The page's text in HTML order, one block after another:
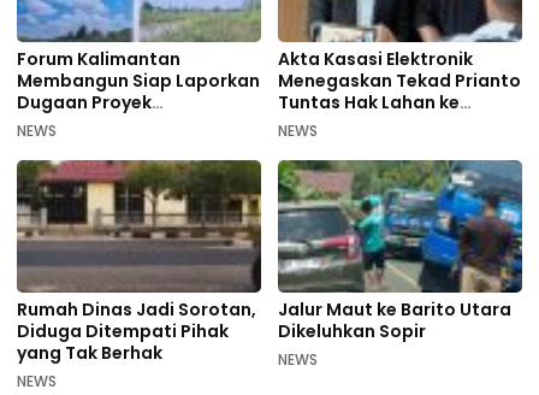
Forum Kalimantan
Membangun Siap Laporkan
Dugaan Proyek
Bermasalah PUPR Kalteng
NEWS
Akta Kasasi Elektronik
Menegaskan Tekad Prianto
Tuntas Hak Lahan ke
Mahkamah Agung
NEWS
Rumah Dinas Jadi Sorotan,
Diduga Ditempati Pihak
yang Tak Berhak
NEWS
Jalur Maut ke Barito Utara
Dikeluhkan Sopir
NEWS